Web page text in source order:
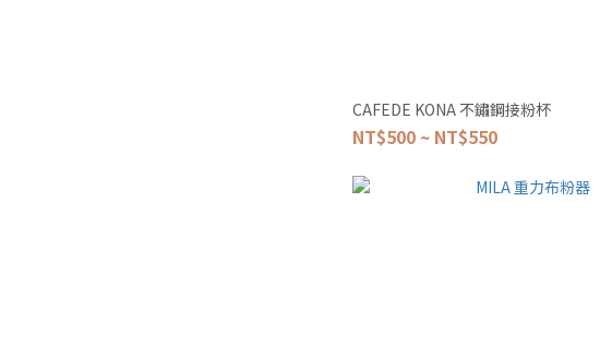
CAFEDE KONA 不鏽鋼接粉杯
NT$500 ~ NT$550